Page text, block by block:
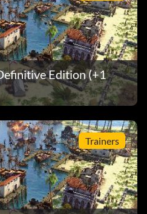
Edition (+1
Trainers